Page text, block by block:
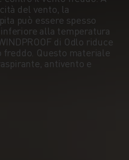
del vento, la
può essere spesso
alla temperatura
di Odlo riduce
Questo materiale
antivento e